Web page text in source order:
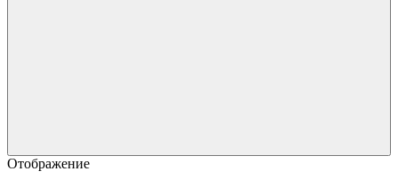
Отображение